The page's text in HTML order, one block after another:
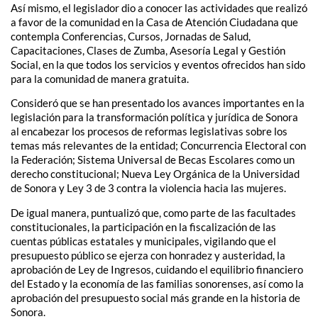
Así mismo, el legislador dio a conocer las actividades que realizó
a favor de la comunidad en la Casa de Atención Ciudadana que
contempla Conferencias, Cursos, Jornadas de Salud,
Capacitaciones, Clases de Zumba, Asesoría Legal y Gestión
Social, en la que todos los servicios y eventos ofrecidos han sido
para la comunidad de manera gratuita.
Consideró que se han presentado los avances importantes en la
legislación para la transformación política y jurídica de Sonora
al encabezar los procesos de reformas legislativas sobre los
temas más relevantes de la entidad; Concurrencia Electoral con
la Federación; Sistema Universal de Becas Escolares como un
derecho constitucional; Nueva Ley Orgánica de la Universidad
de Sonora y Ley 3 de 3 contra la violencia hacia las mujeres.
De igual manera, puntualizó que, como parte de las facultades
constitucionales, la participación en la fiscalización de las
cuentas públicas estatales y municipales, vigilando que el
presupuesto público se ejerza con honradez y austeridad, la
aprobación de Ley de Ingresos, cuidando el equilibrio financiero
del Estado y la economía de las familias sonorenses, así como la
aprobación del presupuesto social más grande en la historia de
Sonora.